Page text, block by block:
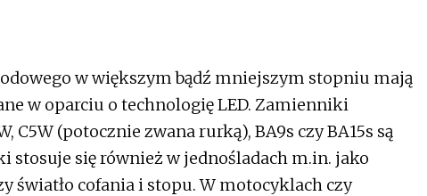
w większym bądź mniejszym stopniu mają
w oparciu o technologię LED. Zamienniki
(potocznie zwana rurką), BA9s czy BA15s są
stosuje się również w jednośladach m.in. jako
światło cofania i stopu. W motocyklach czy